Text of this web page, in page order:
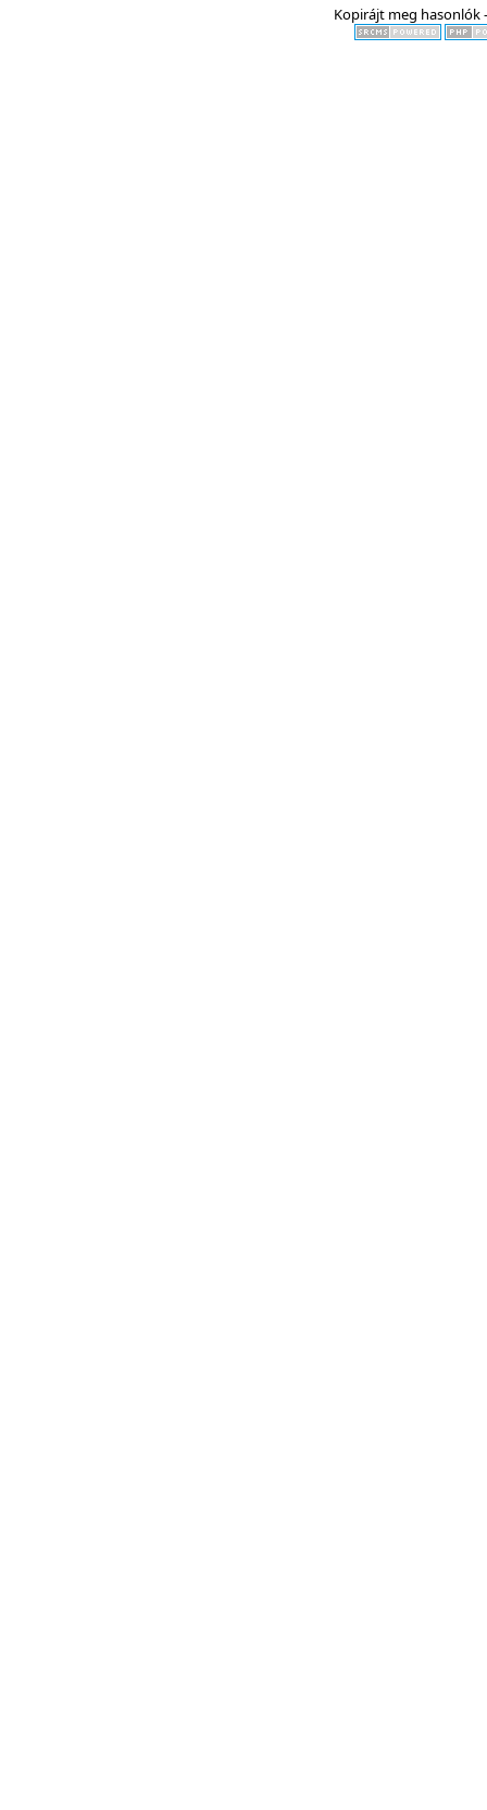
Kopirájt meg hasonlók